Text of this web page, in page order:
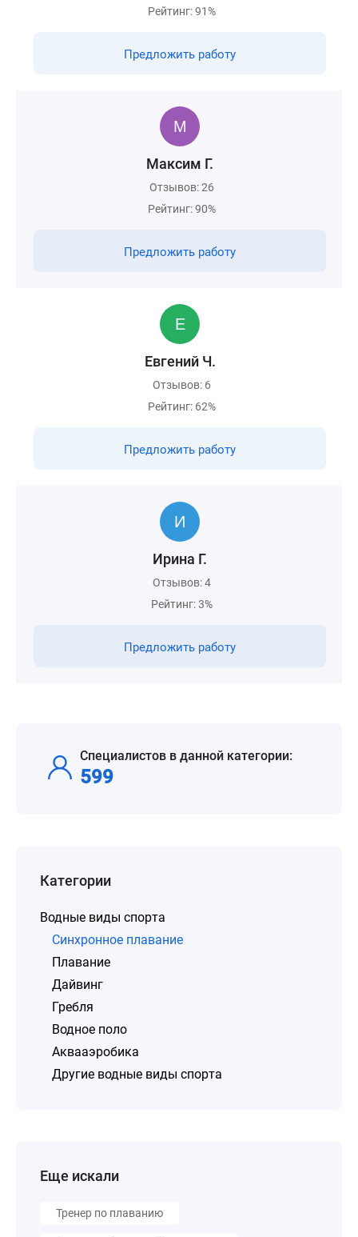
Рейтинг: 91%
Предложить работу
Максим Г.
Отзывов: 26
Рейтинг: 90%
Предложить работу
Евгений Ч.
Отзывов: 6
Рейтинг: 62%
Предложить работу
Ирина Г.
Отзывов: 4
Рейтинг: 3%
Предложить работу
Специалистов в данной категории:
599
Категории
Водные виды спорта
Синхронное плавание
Плавание
Дайвинг
Гребля
Водное поло
Аквааэробика
Другие водные виды спорта
Еще искали
Тренер по плаванию